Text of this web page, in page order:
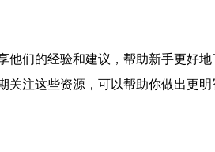
们的经验和建议，帮助新手更好
注这些资源，可以帮助你做出更明